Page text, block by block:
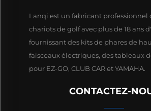
Lanqi est un fabricant professionnel
chariots de golf avec plus de 18 ans
fournissant des kits de phares de
faisceaux électriques, des tableaux
pour EZ-GO, CLUB CAR et YAMAHA.
CONTACTEZ-